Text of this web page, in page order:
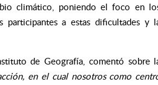
climático, poniendo el foco en
participantes a estas dificultades y
de Geografía, comentó sobre
en el cual nosotros como